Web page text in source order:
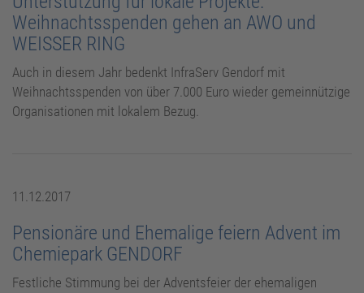
Weihnachtsspenden gehen an AWO und
WEISSER RING
Auch in diesem Jahr bedenkt InfraServ Gendorf mit
Weihnachtsspenden von über 7.000 Euro wieder gemeinnützige
Organisationen mit lokalem Bezug.
11.12.2017
Pensionäre und Ehemalige feiern Advent im
Chemiepark GENDORF
Festliche Stimmung bei der Adventsfeier der ehemaligen